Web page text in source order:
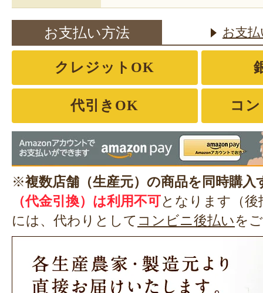
お支払い方法 お支
クレジットOK
代引きOK コ
※複数店舗（生産元）の商品を同時購入
（代金引換）は利用不可 となります（
には、代わりとして コンビニ後払いを